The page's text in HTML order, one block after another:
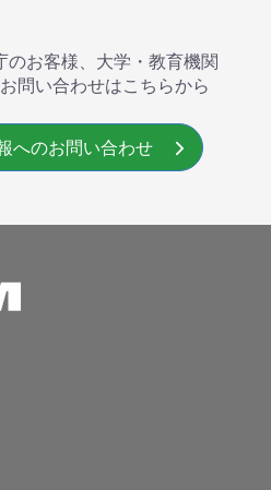
お客様、大学・教育機関
問い合わせはこちらから
へのお問い合わせ